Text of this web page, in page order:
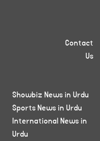
Contact
Us
Showbiz News in Urdu
Sports News in Urdu
International News in
Urdu